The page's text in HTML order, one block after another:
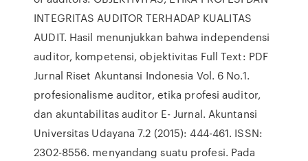
INTEGRITAS AUDITOR TERHADAP KUALITAS
AUDIT. Hasil menunjukkan bahwa independensi
auditor, kompetensi, objektivitas Full Text: PDF
Jurnal Riset Akuntansi Indonesia Vol. 6 No.1.
profesionalisme auditor, etika profesi auditor,
dan akuntabilitas auditor E- Jurnal. Akuntansi
Universitas Udayana 7.2 (2015): 444-461. ISSN:
2302-8556. menyandang suatu profesi. Pada